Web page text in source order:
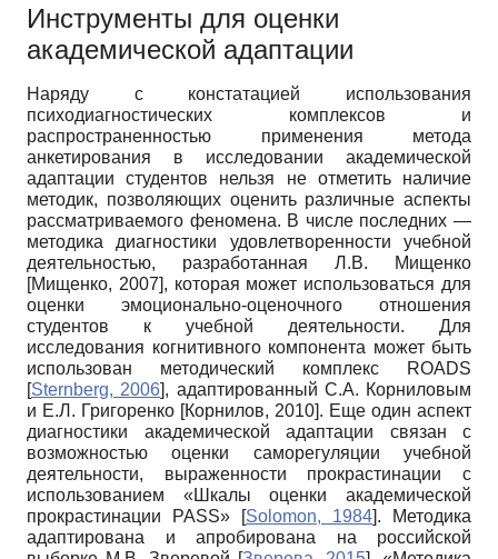
Инструменты для оценки
академической адаптации
Наряду с констатацией использования
психодиагностических комплексов и
распространенностью применения метода
анкетирования в исследовании академической
адаптации студентов нельзя не отметить наличие
методик, позволяющих оценить различные аспекты
рассматриваемого феномена. В числе последних —
методика диагностики удовлетворенности учебной
деятельностью, разработанная Л.В. Мищенко
[Мищенко, 2007], которая может использоваться для
оценки эмоционально-оценочного отношения
студентов к учебной деятельности. Для
исследования когнитивного компонента может быть
использован методический комплекс ROADS
[Sternberg, 2006], адаптированный C.А. Корниловым
и Е.Л. Григоренко [Корнилов, 2010]. Еще один аспект
диагностики академической адаптации связан с
возможностью оценки саморегуляции учебной
деятельности, выраженности прокрастинации с
использованием «Шкалы оценки академической
прокрастинации PASS»
[Solomon, 1984]. Методика
адаптирована и апробирована на российской